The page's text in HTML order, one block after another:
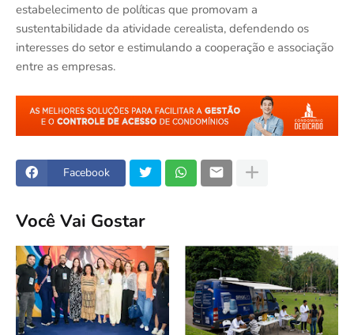
estabelecimento de políticas que promovam a
sustentabilidade da atividade cerealista, defendendo os
interesses do setor e estimulando a cooperação e associação
entre as empresas.
Facebook
Você Vai Gostar